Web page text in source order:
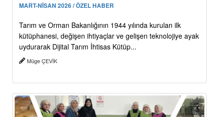
MART-NİSAN 2026 / ÖZEL HABER
Tarım ve Orman Bakanlığının 1944 yılında kurulan ilk
kütüphanesi, değişen ihtiyaçlar ve gelişen teknolojiye ayak
uydurarak Dijital Tarım İhtisas Kütüp...
Müge ÇEVİK